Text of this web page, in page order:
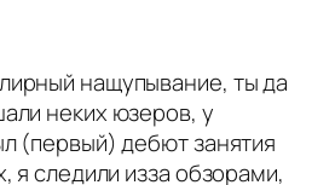
нащупывание, ты да
неких юзеров, у
(первый) дебют занятия
я следили изза обзорами,